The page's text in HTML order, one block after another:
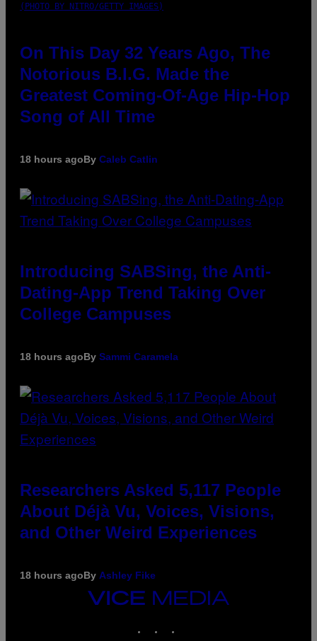
(PHOTO BY NITRO/GETTY IMAGES)
On This Day 32 Years Ago, The
Notorious B.I.G. Made the
Greatest Coming-Of-Age Hip-Hop
Song of All Time
18 hours agoBy Caleb Catlin
Introducing SABSing, the Anti-
Dating-App Trend Taking Over
College Campuses
18 hours agoBy Sammi Caramela
Researchers Asked 5,117 People
About Déjà Vu, Voices, Visions,
and Other Weird Experiences
18 hours agoBy Ashley Fike
VICE
MEDIA